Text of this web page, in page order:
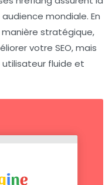
mondiale. En
stratégique,
votre SEO, mais
fluide et